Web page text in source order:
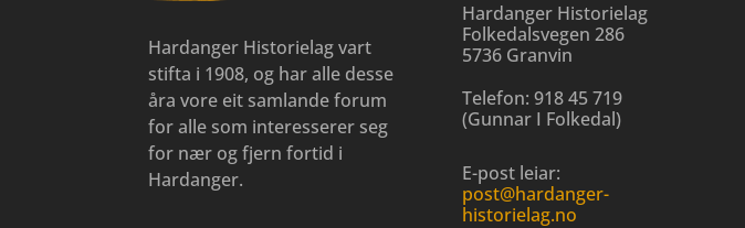
Hardanger Historielag vart
stifta i 1908, og har alle desse
åra vore eit samlande forum
for alle som interesserer seg
for nær og fjern fortid i
Hardanger.
Hardanger Historielag
Folkedalsvegen 286
5736 Granvin
Telefon: 918 45 719
(Gunnar I Folkedal)
E-post leiar:
post@hardanger-
historielag.no